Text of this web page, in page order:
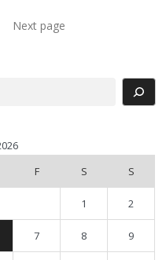
PageNext page
F S S
1 2
7 8 9